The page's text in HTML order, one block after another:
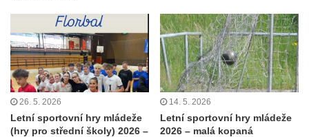
26. 5. 2026
Letní sportovní hry mládeže
(hry pro střední školy) 2026 –
14. 5. 2026
Letní sportovní hry mládeže
2026 – malá kopaná